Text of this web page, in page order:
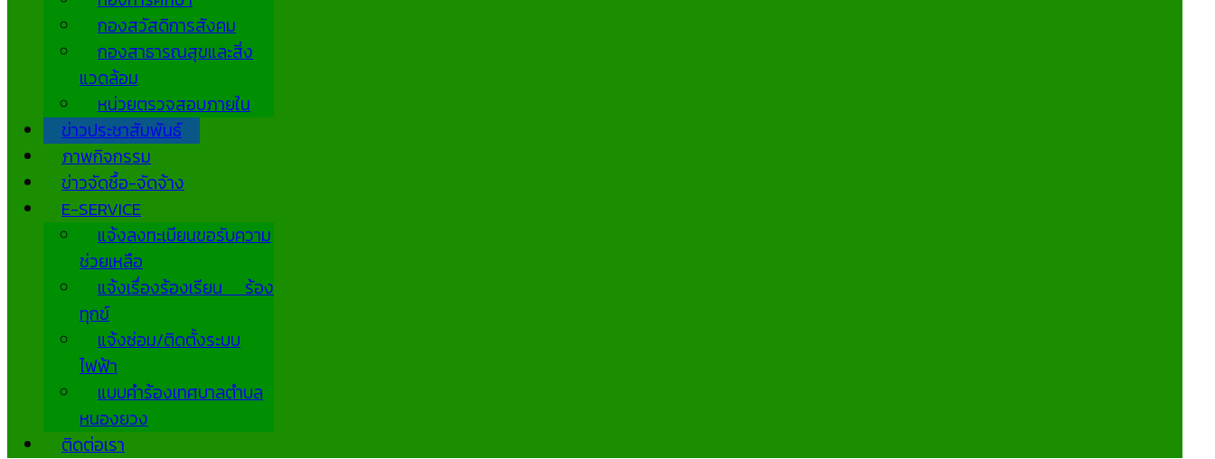
กองสวัสดิการสังคม
กองสาธารณสุขและสิ่ง
แวดล้อม
หน่วยตรวจสอบภายใน
ข่าวประชาสัมพันธ์
ภาพกิจกรรม
ข่าวจัดซื้อ-จัดจ้าง
E-SERVICE
แจ้งลงทะเบียนขอรับความ
ช่วยเหลือ
แจ้งเรื่องร้องเรียน ร้อง
ทุกข์
แจ้งซ่อม/ติดตั้งระบบ
ไฟฟ้า
แบบคำร้องเทศบาลตำบล
หนองยวง
ติดต่อเรา